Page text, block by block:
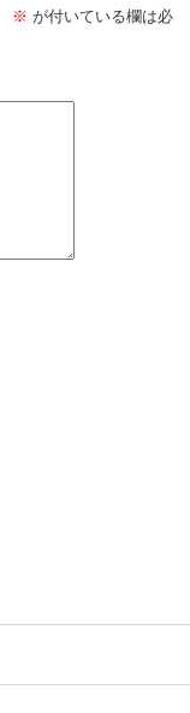
※ が付いている欄は必